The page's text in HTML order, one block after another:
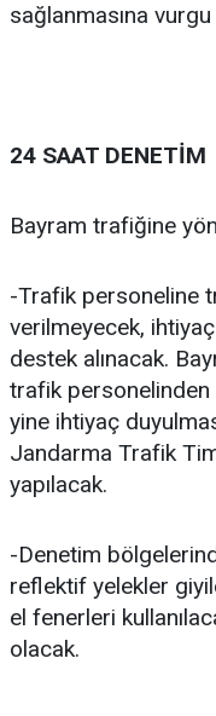
sağlanmasına vurgu
24 SAAT DENETİM
Bayram trafiğine
-Trafik personeline
verilmeyecek,
destek alınacak.
trafik personelinden
yine ihtiyaç
Jandarma Trafik
yapılacak.
-Denetim
reflektif yelekler
el fenerleri
olacak.